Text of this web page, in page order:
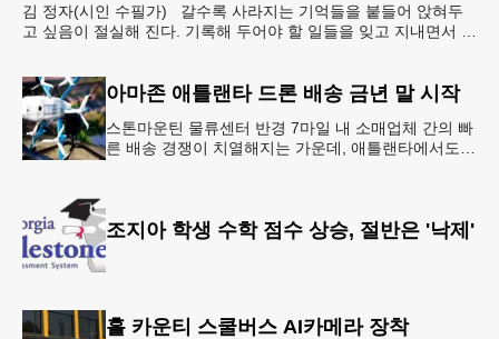
김 정자(시인 수필가) 갈수록 사라지는 기억들을 붙들어 앉혀두
고 싶음이 절실해 진다. 기록해 두어야 할 일들을 잊고 지내면서 아
아마존 애틀랜타 드론 배송 금년 말 시작
스톤마운틴 물류센터 반경 7마일 내 소매업체 간의 빠
른 배송 경쟁이 치열해지는 가운데, 애틀랜타에서도
조지아 학생 수학 점수 상승, 절반은 '낙제'
홀 카운티 스쿨버스 AI카메라 장착